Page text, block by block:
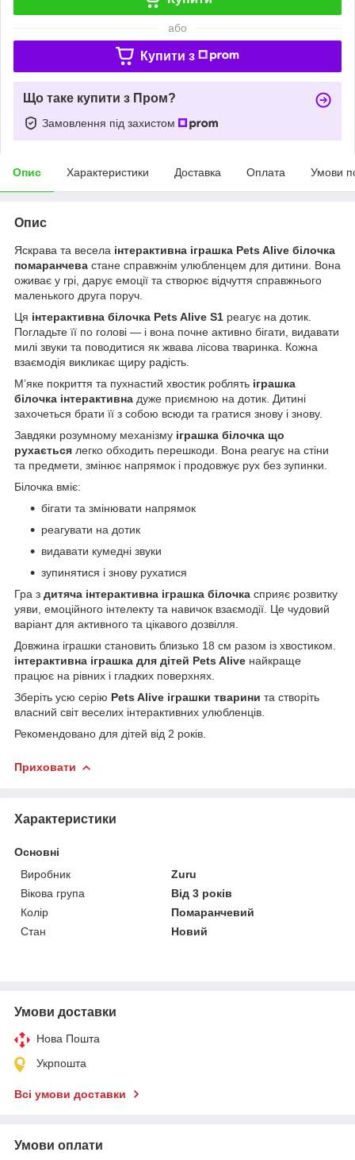
або
Купити з
Що таке купити з Пром?
Замовлення під захистом
Опис Характеристики Доставка Оплата Умови
Опис
Яскрава та весела інтерактивна іграшка Pets Alive білочка
помаранчева стане справжнім улюбленцем для дитини. Вона
оживає у грі, дарує емоції та створює відчуття справжнього
маленького друга поруч.
Ця інтерактивна білочка Pets Alive S1 реагує на дотик.
Погладьте її по голові — і вона почне активно бігати, видавати
милі звуки та поводитися як жвава лісова тваринка. Кожна
взаємодія викликає щиру радість.
М’яке покриття та пухнастий хвостик роблять іграшка
білочка інтерактивна дуже приємною на дотик. Дитині
захочеться брати її з собою всюди та гратися знову і знову.
Завдяки розумному механізму іграшка білочка що
рухається легко обходить перешкоди. Вона реагує на стіни
та предмети, змінює напрямок і продовжує рух без зупинки.
Білочка вміє:
бігати та змінювати напрямок
реагувати на дотик
видавати кумедні звуки
зупинятися і знову рухатися
Гра з дитяча інтерактивна іграшка білочка сприяє розвитку
уяви, емоційного інтелекту та навичок взаємодії. Це чудовий
варіант для активного та цікавого дозвілля.
Довжина іграшки становить близько 18 см разом із хвостиком.
інтерактивна іграшка для дітей Pets Alive найкраще
працює на рівних і гладких поверхнях.
Зберіть усю серію Pets Alive іграшки тварини та створіть
власний світ веселих інтерактивних улюбленців.
Рекомендовано для дітей від 2 років.
Приховати
Характеристики
Основні
Виробник
Zuru
Вікова група
Від 3 років
Колір
Помаранчевий
Стан
Новий
Умови доставки
Нова Пошта
Укрпошта
Всі умови доставки
Умови оплати